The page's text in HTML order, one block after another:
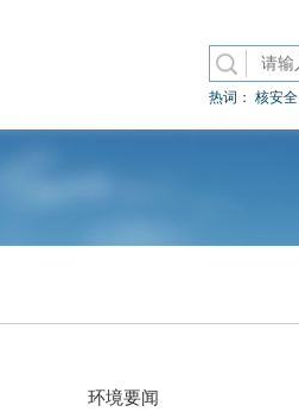
热词： 核安全
环境要闻